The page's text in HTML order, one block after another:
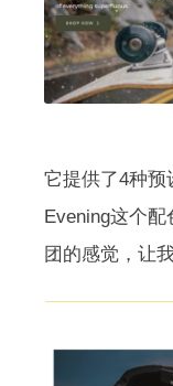
它提供了4种预
Evening这个
团的感觉，让